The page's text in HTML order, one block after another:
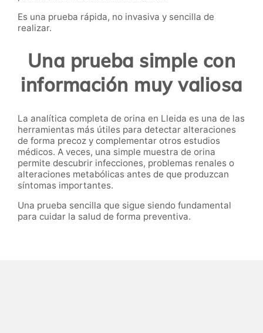
Es una prueba rápida, no invasiva y sencilla de
realizar.
Una prueba simple con
información muy valiosa
La analítica completa de orina en Lleida es una de las
herramientas más útiles para detectar alteraciones
de forma precoz y complementar otros estudios
médicos. A veces, una simple muestra de orina
permite descubrir infecciones, problemas renales o
alteraciones metabólicas antes de que produzcan
síntomas importantes.
Una prueba sencilla que sigue siendo fundamental
para cuidar la salud de forma preventiva.